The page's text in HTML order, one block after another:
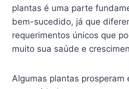
plantas é uma parte
bem-sucedido, já que
requerimentos únicos que
muito sua saúde e
Algumas plantas prosperam